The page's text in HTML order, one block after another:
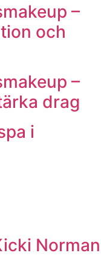
–
och
–
drag
i
Norman